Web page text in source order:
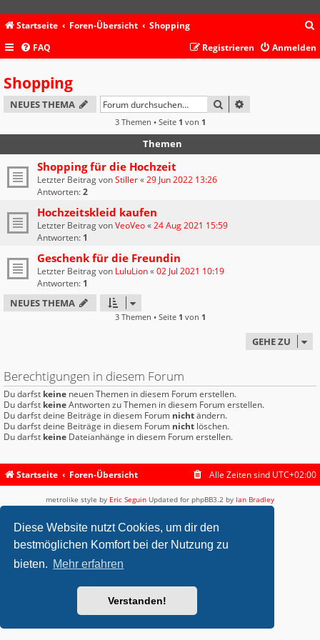
Diese Website nutzt Cookies, um dir den
bestmöglichen Komfort bei der Nutzung zu
bieten. Mehr erfahren
Verstanden!
Startseite Foren-Übersicht Shopping
c
FAQ Anmelden
Registrieren
Shopping
NEUES THEMA SUCHE
3 Themen • Seite 1 von 1
Themen
Shopping für die Hochzeit
Letzter Beitrag vonStiller«29 Jun 2022 13:26
Antworten:2
Hochzeitskleid kaufen
Letzter Beitrag vonVeoVeo«24 Aug 2021 15:59
Antworten: 1
Geschenk für die Freundin
Letzter Beitrag von LuluLion«02 Jul 2021 10:19
Antworten: 1
NEUES THEMA
3 Themen • Seite 1 von 1
GEHE ZU
Berechtigungen in diesem Forum
Du darfst keine neuen Themen in diesem Forum erstellen.
Du darfst keineAntworten zu Themen in diesem Forum erstellen.
Du darfst deine Beiträge in diesem Forum nichtändern.
Du darfst deine Beiträge in diesem Forum nicht löschen.
Du darfst keine Dateianhänge in diesem Forum erstellen.
Startseite Foren-Übersicht Alle Zeiten sind UTC+02:00
metrolike style by Eric Seguin Updated for phpBB3.2 by Ian Bradley
Deutsche Übersetzung durchphpBB.de
Datenschutz
| Nutzungsbedingungen